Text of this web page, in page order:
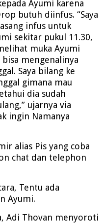
Ayumi karena
butuh diinfus. “Saya
infus untuk
sekitar pukul 11.30,
muka Ayumi
bisa mengenalinya
Saya bilang ke
gimana mau
dia sudah
ujarnya via
ingin Namanya
alias Pis yang coba
chat dan telephon
Tentu ada
Ayumi.
Adi Thovan menyoroti